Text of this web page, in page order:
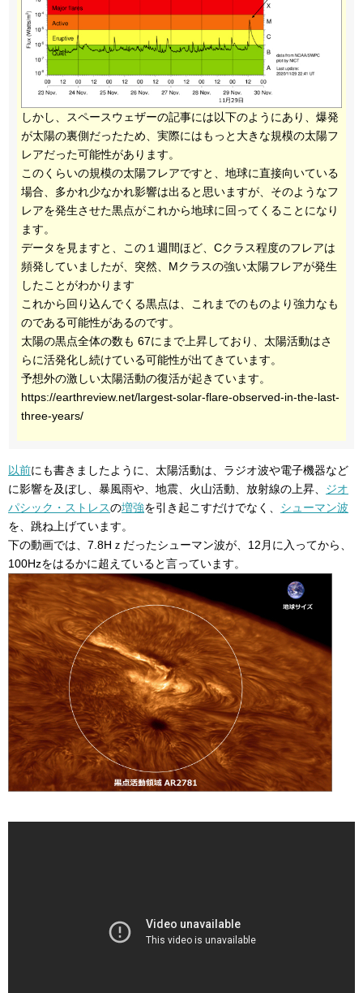
しかし、スペースウェザーの記事には以下のようにあり、爆発
が太陽の裏側だったため、実際にはもっと大きな規模の太陽フ
レアだった可能性があります。
このくらいの規模の太陽フレアですと、地球に直接向いている
場合、多かれ少なかれ影響は出ると思いますが、そのようなフ
レアを発生させた黒点がこれから地球に回ってくることになり
ます。
データを見ますと、この１週間ほど、Cクラス程度のフレアは
頻発していましたが、突然、Mクラスの強い太陽フレアが発生
したことがわかります
これから回り込んでくる黒点は、これまでのものより強力なも
のである可能性があるのです。
太陽の黒点全体の数も 67にまで上昇しており、太陽活動はさ
らに活発化し続けている可能性が出てきています。
予想外の激しい太陽活動の復活が起きています。
https://earthreview.net/largest-solar-flare-observed-in-the-last-
three-years/
以前にも書きましたように、太陽活動は、ラジオ波や電子機器など
に影響を及ぼし、暴風雨や、地震、火山活動、放射線の上昇、 ジオ
パシック・ストレスの増強を引き起こすだけでなく、 シューマン波
を、跳ね上げています。
下の動画では、7.8Hｚだったシューマン波が、12月に入ってから、
100Hzをはるかに超えていると言っています。